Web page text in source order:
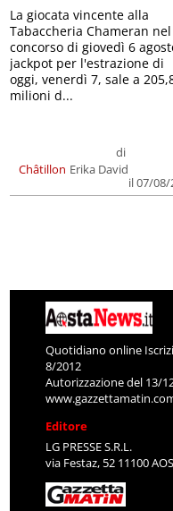
Châtillon
di
Erika David
il 07/08/
La giocata vincente alla
Tabaccheria Chameran nel
concorso di giovedì 6
jackpot per l'estrazione di
oggi, venerdì 7, sale a
milioni d...
Quotidiano online
8/2012
Autorizzazione del 13/
Editore
LG PRESSE S.R.L.
via Festaz, 52 11100